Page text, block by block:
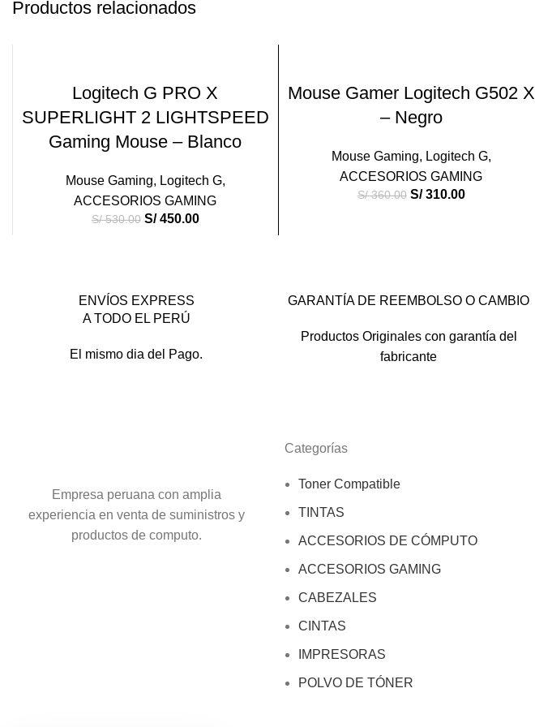
Productos relacionados
Logitech G PRO X
SUPERLIGHT 2 LIGHTSPEED
Gaming Mouse – Blanco
Mouse Gaming, Logitech G,
ACCESORIOS GAMING
S/530.00 S/450.00
Mouse Gamer Logitech G502 X
– Negro
Mouse Gaming, Logitech G,
ACCESORIOS GAMING
S/360.00 S/310.00
ENVÍOS EXPRESS
A TODO EL PERÚ
El mismo dia del Pago.
GARANTÍA DE REEMBOLSO O CAMBIO
Productos Originales con garantía del
fabricante
Empresa peruana con amplia
experiencia en venta de suministros y
productos de computo.
Categorías
Toner Compatible
TINTAS
ACCESORIOS DE CÓMPUTO
ACCESORIOS GAMING
CABEZALES
CINTAS
IMPRESORAS
POLVO DE TÓNER